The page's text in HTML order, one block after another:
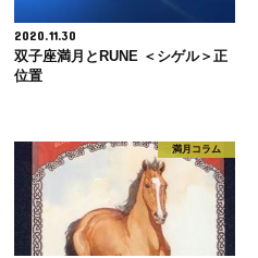
2020.11.30
双子座満月とRUNE ＜シゲル＞正
位置
満月コラム